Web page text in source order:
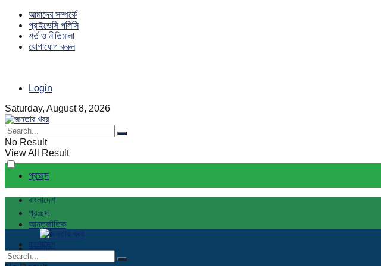
আমাদের সম্পর্কে
প্রাইভেসি পলিসি
শর্ত ও নীতিমালা
যোগাযোগ করুন
Login
Saturday, August 8, 2026
No Result
View All Result
প্রচ্ছদ
বাংলাদেশ
আন্তর্জাতিক
রাজনীতি
প্রচ্ছদ
বাংলাদেশ